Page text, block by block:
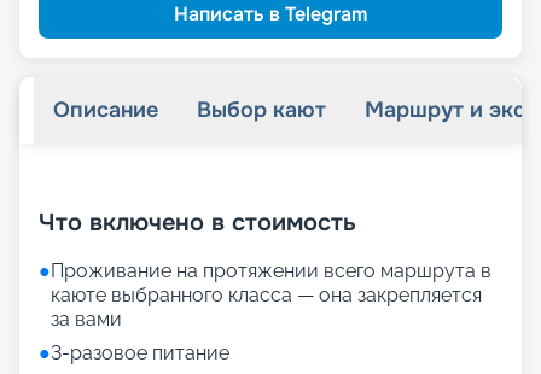
Написать в Telegram
Описание Выбор кают Маршрут и
Что включено в стоимость
●Проживание на протяжении всего маршрута в
каюте выбранного класса — она закрепляется
за вами
●3-разовое питание